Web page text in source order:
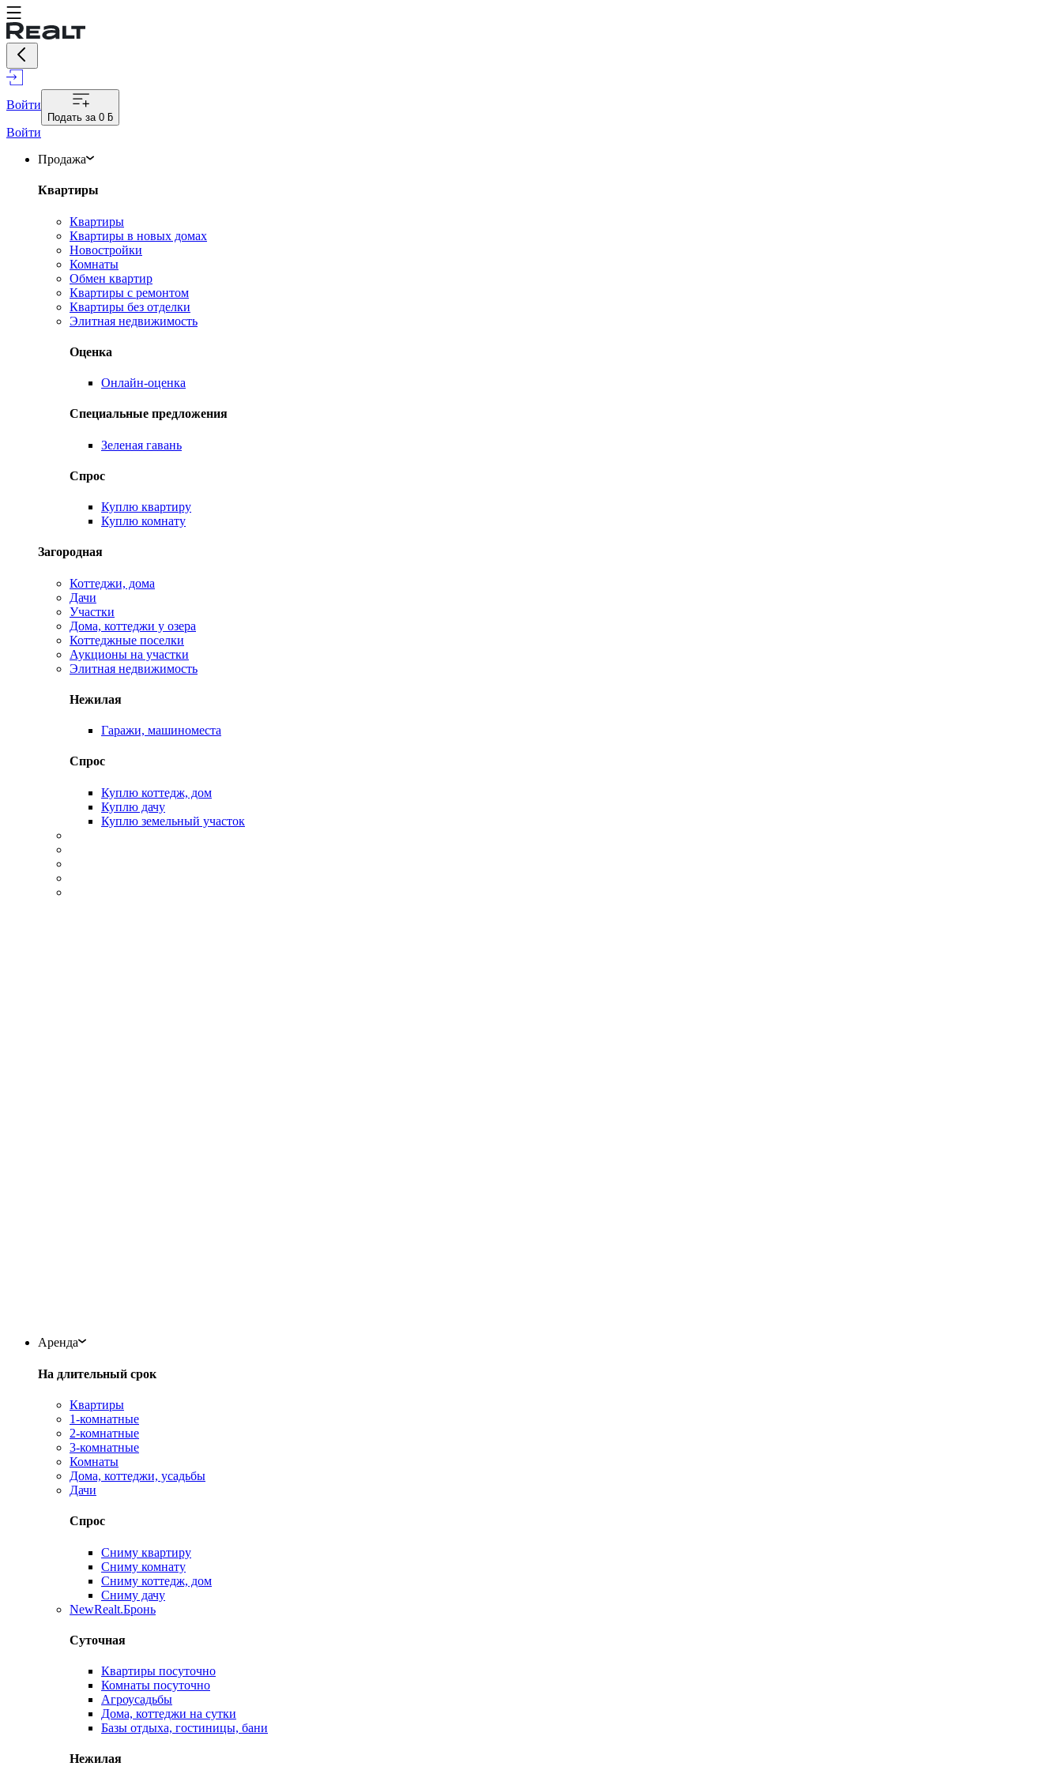
Войти
Подать за 0 ƃ
Войти
Продажа
Квартиры
Квартиры
Квартиры в новых домах
Новостройки
Комнаты
Обмен квартир
Квартиры с ремонтом
Квартиры без отделки
Элитная недвижимость
Оценка
Онлайн-оценка
Специальные предложения
Зеленая гавань
Спрос
Куплю квартиру
Куплю комнату
Загородная
Коттеджи, дома
Дачи
Участки
Дома, коттеджи у озера
Коттеджные поселки
Аукционы на участки
Элитная недвижимость
Нежилая
Гаражи, машиноместа
Спрос
Куплю коттедж, дом
Куплю дачу
Куплю земельный участок
Аренда
На длительный срок
Квартиры
1-комнатные
2-комнатные
3-комнатные
Комнаты
Дома, коттеджи, усадьбы
Дачи
Спрос
Сниму квартиру
Сниму комнату
Сниму коттедж, дом
Сниму дачу
NewRealt.Бронь
Суточная
Квартиры посуточно
Комнаты посуточно
Агроусадьбы
Дома, коттеджи на сутки
Базы отдыха, гостиницы, бани
Нежилая